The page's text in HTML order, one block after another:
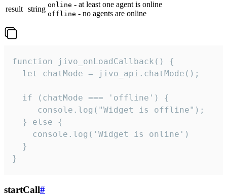
result string online - at least one agent is online
offline - no agents are online
function jivo_onLoadCallback() {
  let chatMode = jivo_api.chatMode();
  if (chatMode === 'offline') {
     console.log("Widget is offline");
  } else {
    console.log('Widget is online')
  }
}
startCall#